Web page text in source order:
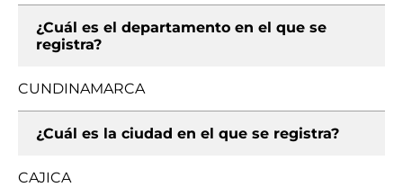
¿Cuál es el departamento en el que se
registra?
CUNDINAMARCA
¿Cuál es la ciudad en el que se registra?
CAJICA